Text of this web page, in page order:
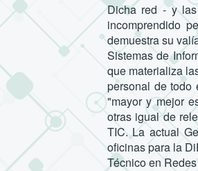
Dicha red - y
incomprendido
demuestra su
Sistemas de
que materializa
personal de todo
"mayor y mejor
otras igual de
TIC. La actual
oficinas para la
Técnico en